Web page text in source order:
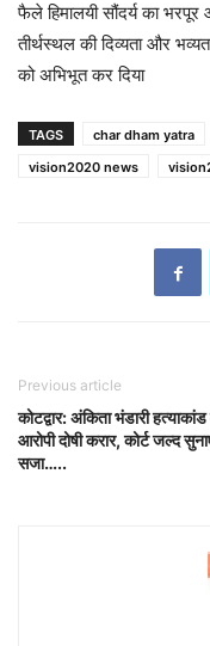
फैले हिमालयी सौंदर्य का भरपूर
तीर्थस्थल की दिव्यता और
को अभिभूत कर दिया
TAGS char dham yatra
vision2020 news
Previous article
कोटद्वार: अंकिता भंडारी हत्याकांड
आरोपी दोषी करार, कोर्ट जल्द
सजा…..